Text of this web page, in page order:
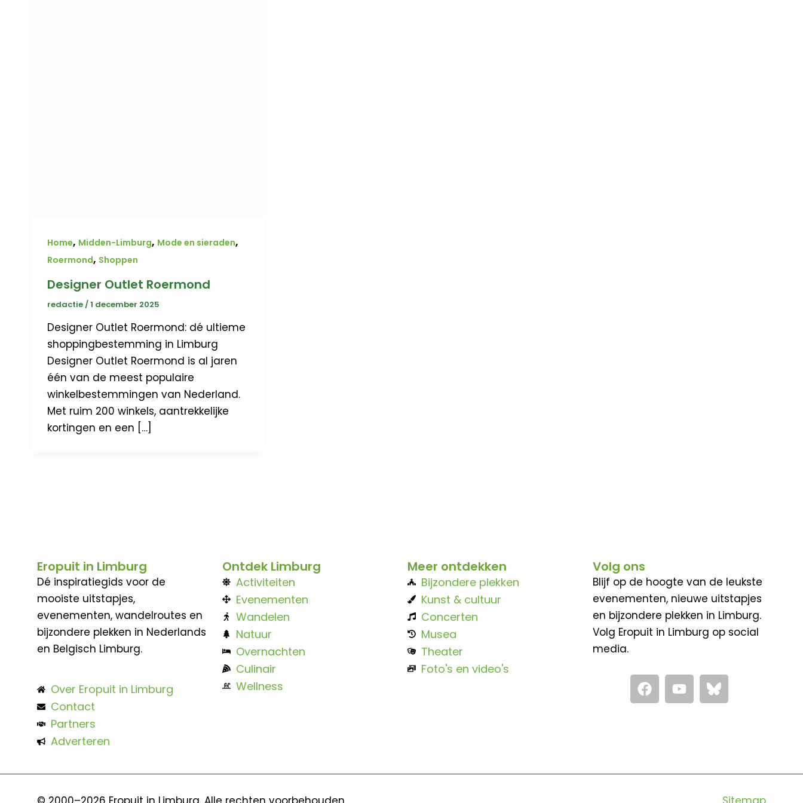
Home, Midden-Limburg, Mode en sieraden,
Roermond, Shoppen
Designer Outlet Roermond
redactie /1 december 2025
Designer Outlet Roermond: dé ultieme
shoppingbestemming in Limburg
Designer Outlet Roermond is al jaren
één van de meest populaire
winkelbestemmingen van Nederland.
Met ruim 200 winkels, aantrekkelijke
kortingen en een […]
Eropuit in Limburg
Dé inspiratiegids voor de
mooiste uitstapjes,
evenementen, wandelroutes en
bijzondere plekken in Nederlands
en Belgisch Limburg.
Over Eropuit in Limburg
Contact
Partners
Adverteren
Ontdek Limburg
Activiteiten
Evenementen
Wandelen
Natuur
Overnachten
Culinair
Wellness
Meer ontdekken
Bijzondere plekken
Kunst & cultuur
Concerten
Musea
Theater
Foto's en video's
Volg ons
Blijf op de hoogte van de leukste
evenementen, nieuwe uitstapjes
en bijzondere plekken in Limburg.
Volg Eropuit in Limburg op social
media.
F
a
c
Y
o
u